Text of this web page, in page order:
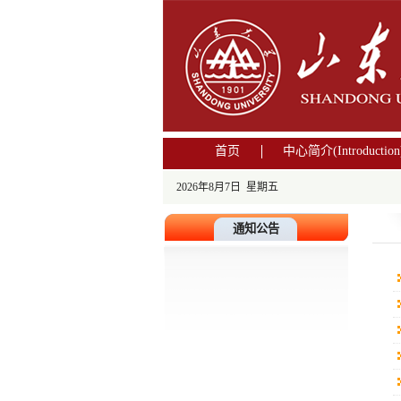
首页 中心简介
2026年8月7日 星期五
通知公告